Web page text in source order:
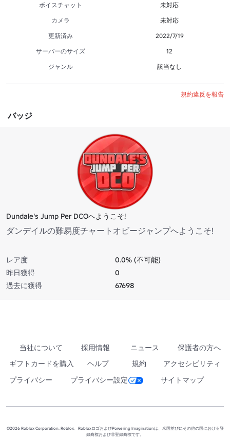
ボイスチャット
未対応
カメラ
未対応
更新済み
2022/7/19
サーバーのサイズ
12
ジャンル
該当なし
規約違反を報告
バッジ
Dundale's Jump Per DCOへようこそ!
ダンデイルの難易度チャートオビージャンプへようこそ!
レア度
0.0% (不可能)
昨日獲得
0
過去に獲得
67698
当社について 採用情報 ニュース
保護者の方へ
ギフトカードを購入
ヘルプ 規約
アクセシビリティ
プライバシー
プライバシー設定 サイトマップ
©2026 Roblox Corporation. Roblox、RobloxロゴおよびPowering Imaginationは、米国並びにその他の国における登
録商標および非登録商標です。